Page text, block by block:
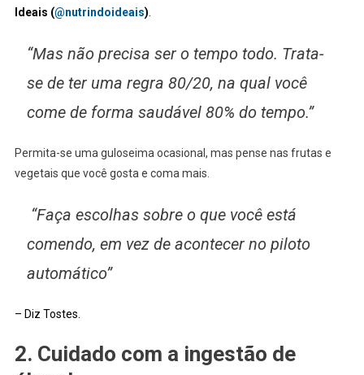
Ideais (@nutrindoideais).
“Mas não precisa ser o tempo todo. Trata-
se de ter uma regra 80/20, na qual você
come de forma saudável 80% do tempo.”
Permita-se uma guloseima ocasional, mas pense nas frutas e
vegetais que você gosta e coma mais.
“Faça escolhas sobre o que você está
comendo, em vez de acontecer no piloto
automático”
– Diz Tostes.
2. Cuidado com a ingestão de